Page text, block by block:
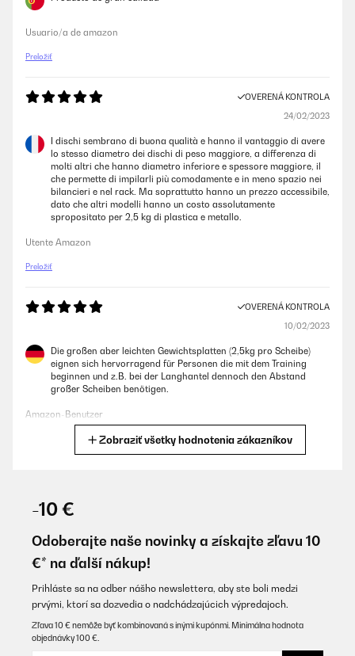
Usuario/a de amazon
Preložiť
OVERENÁ KONTROLA
24/02/2023
I dischi sembrano di buona qualità e hanno il vantaggio di avere
lo stesso diametro dei dischi di peso maggiore, a differenza di
molti altri che hanno diametro inferiore e spessore maggiore, il
che permette di impilarli più comodamente e in meno spazio nei
bilancieri e nel rack. Ma soprattutto hanno un prezzo accessibile,
dato che altri modelli hanno un costo assolutamente
spropositato per 2,5 kg di plastica e metallo.
Utente Amazon
Preložiť
OVERENÁ KONTROLA
10/02/2023
Die großen aber leichten Gewichtsplatten (2,5kg pro Scheibe)
eignen sich hervorragend für Personen die mit dem Training
beginnen und z.B. bei der Langhantel dennoch den Abstand
großer Scheiben benötigen.
Amazon-Benutzer
technique plates of a standard Olympic barbell size. These were
the only ones. Unlike mainstream brands such as Eleiko and
Mirafit's technique plates, these are not as thick and chunky
which for some people is a downside as it can make them more
unstable on the floor; however, if you are using them for a home
gym, these are absolutely fine and take up much less space than
their bulkier (and much more expensive) counterparts.
Amazon user
Zobraziť všetky hodnotenia zákazníkov
-10 €
Odoberajte naše novinky a získajte zľavu 10
€* na ďalší nákup!
Prihláste sa na odber nášho newslettera, aby ste boli medzi
prvými, ktorí sa dozvedia o nadchádzajúcich výpredajoch.
Zľava 10 € nemôže byť kombinovaná s inými kupónmi. Minimálna hodnota
objednávky 100 €.